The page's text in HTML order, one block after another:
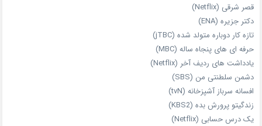
قصر شرقی (Netflix)
دکتر جزیره (ENA)
تازه‌ کار دوباره‌ متولد شده (jTBC)
حرفه‌ ای‌ های پنجاه‌ ساله (MBC)
یادداشت‌ های ردیف آخر (Netflix)
دشمن سلطنتی من (SBS)
افسانه سرباز آشپزخانه (tvN)
زندگیتو پرورش بده (KBS2)
یک درس حسابی (Netflix)